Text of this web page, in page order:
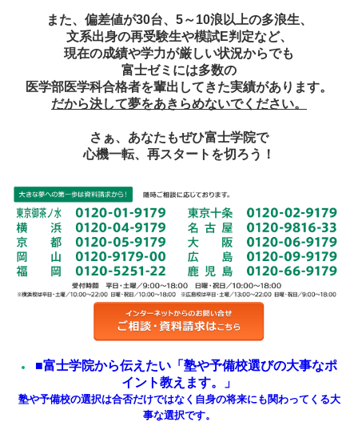
また、偏差値が30台、5～10浪以上の多浪生、
文系出身の再受験生や模試E判定など、
現在の成績や学力が厳しい状況からでも
富士ゼミには多数の
医学部医学科合格者を輩出してきた実績があります。
だから決して夢をあきらめないでください。
さぁ、あなたもぜひ富士学院で
心機一転、再スタートを切ろう！
■富士学院から伝えたい「塾や予備校選びの大事なポ
イント教えます。」
塾や予備校の選択は合否だけではなく自身の将来にも関わってくる大
事な選択です。